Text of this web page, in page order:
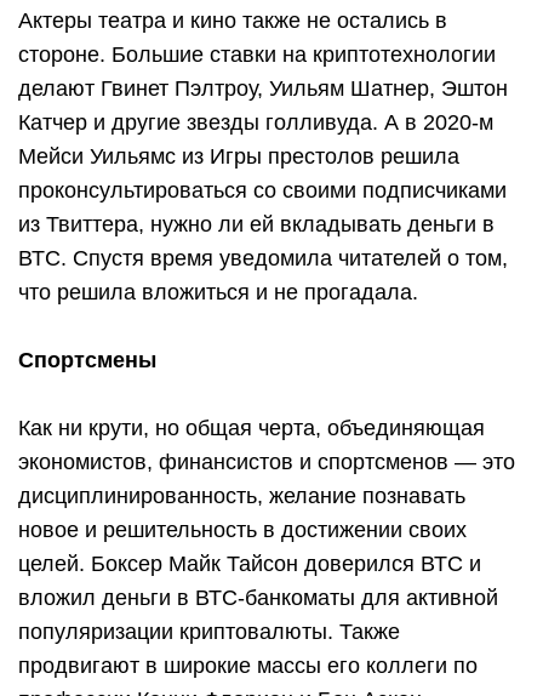
Актеры театра и кино также не остались в
стороне. Большие ставки на криптотехнологии
делают Гвинет Пэлтроу, Уильям Шатнер, Эштон
Катчер и другие звезды голливуда. А в 2020-м
Мейси Уильямс из Игры престолов решила
проконсультироваться со своими подписчиками
из Твиттера, нужно ли ей вкладывать деньги в
ВТС. Спустя время уведомила читателей о том,
что решила вложиться и не прогадала.
Спортсмены
Как ни крути, но общая черта, объединяющая
экономистов, финансистов и спортсменов — это
дисциплинированность, желание познавать
новое и решительность в достижении своих
целей. Боксер Майк Тайсон доверился ВТС и
вложил деньги в ВТС-банкоматы для активной
популяризации криптовалюты. Также
продвигают в широкие массы его коллеги по